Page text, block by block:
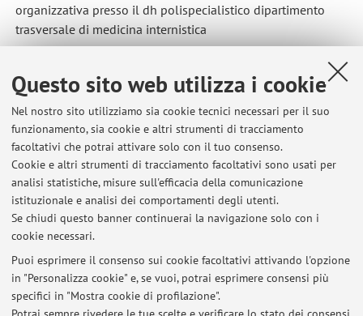
Questo sito web utilizza i cookie
Nel nostro sito utilizziamo sia cookie tecnici necessari per il suo
funzionamento, sia cookie e altri strumenti di tracciamento
facoltativi che potrai attivare solo con il tuo consenso.
Cookie e altri strumenti di tracciamento facoltativi sono usati per
analisi statistiche, misure sull'efficacia della comunicazione
istituzionale e analisi dei comportamenti degli utenti.
Se chiudi questo banner continuerai la navigazione solo con i
cookie necessari.
Puoi esprimere il consenso sui cookie facoltativi attivando l'opzione
in "Personalizza cookie" e, se vuoi, potrai esprimere consensi più
specifici in "Mostra cookie di profilazione".
organizzativa presso il dh polispecialistico dipartimento
trasversale di medicina internistica
Ultimi avvisi
validità esame
Pubblicato il: 21 gennaio 2023
sede delle lezioni
Pubblicato il: 29 settembre 2022
cambio programma